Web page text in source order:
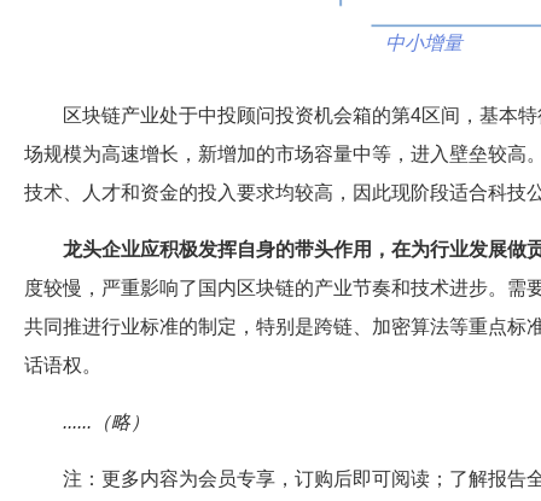
中小增量
区块链产业处于中投顾问投资机会箱的第4区间，基本特
场规模为高速增长，新增加的市场容量中等，进入壁垒较
技术、人才和资金的投入要求均较高，因此现阶段适合科技
龙头企业应积极发挥自身的带头作用，在为行业发展做
度较慢，严重影响了国内区块链的产业节奏和技术进步。
共同推进行业标准的制定，特别是跨链、加密算法等重点
话语权。
......（略）
注：更多内容为会员专享，订购后即可阅读；了解报告